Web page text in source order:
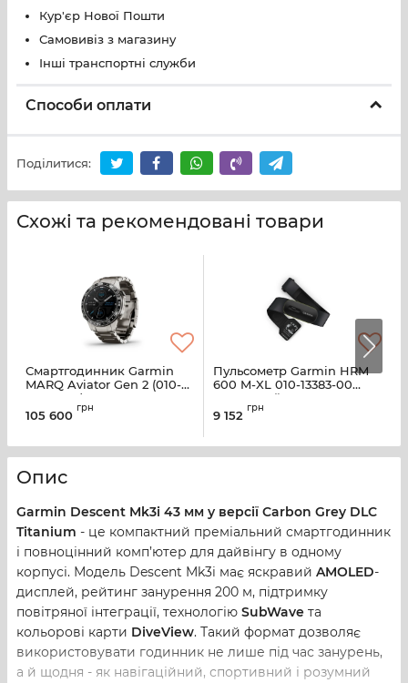
Кур'єр Нової Пошти
Самовивіз з магазину
Інші транспортні служби
Способи оплати
Поділитися:
Схожі та рекомендовані товари
Смартгодинник Garmin
MARQ Aviator Gen 2 (010-
02648-01)
105 600
грн
Пульсометр Garmin HRM
600 M-XL 010-13383-00
нагрудний датчик
серцевого ритму M-XL
9 152
грн
Опис
Garmin Descent Mk3i 43 мм у версії Carbon Grey DLC
Titanium - це компактний преміальний смартгодинник
і повноцінний комп’ютер для дайвінгу в одному
корпусі. Модель Descent Mk3i має яскравий AMOLED-
дисплей, рейтинг занурення 200 м, підтримку
повітряної інтеграції, технологію SubWave та
кольорові карти DiveView. Такий формат дозволяє
використовувати годинник не лише під час занурень,
а й щодня - як навігаційний, спортивний і розумний